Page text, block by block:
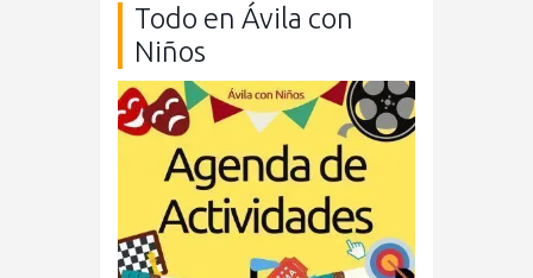
Todo en Ávila con
Niños